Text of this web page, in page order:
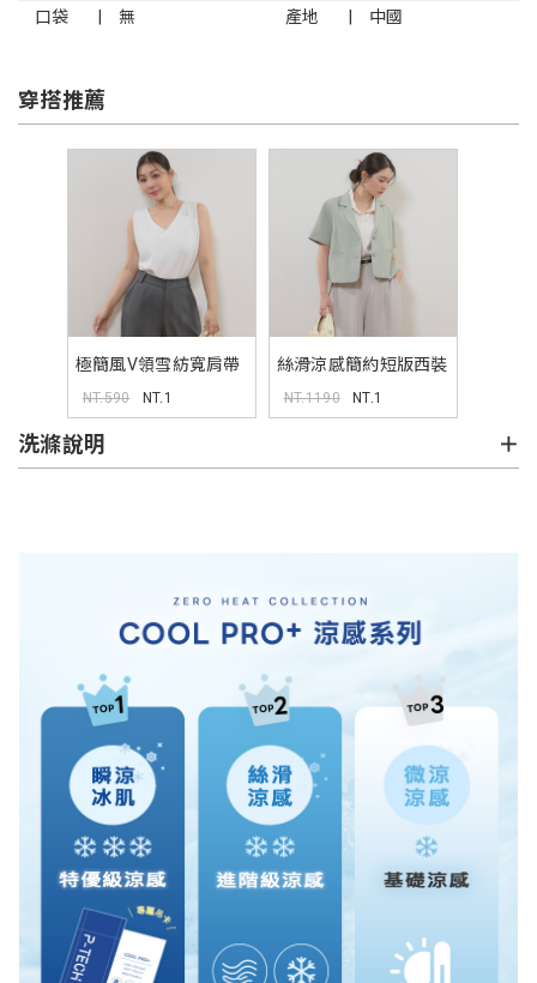
口袋
無 產地 中國
穿搭推薦
極簡風V領雪紡寬肩帶
背心 MISS
NT.590 NT.1
絲滑涼感簡約短版西裝
外套 MISS
NT.1190 NT.1
洗滌說明